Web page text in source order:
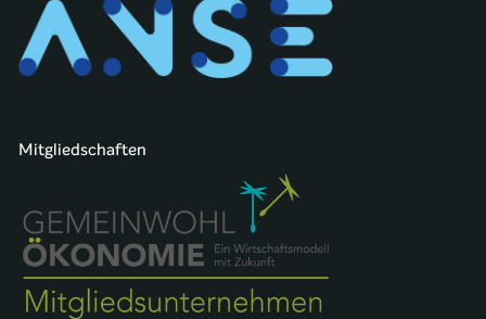
Mitgliedschaften